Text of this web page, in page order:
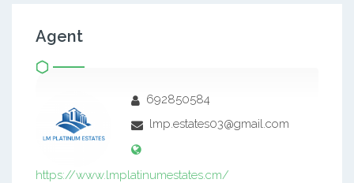
Agent
692850584
lmp.estates03@gmail.com
https://www.lmplatinumestates.cm/